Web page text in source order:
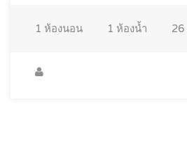
1 ห้องนอน 1 ห้องน้ำ 26